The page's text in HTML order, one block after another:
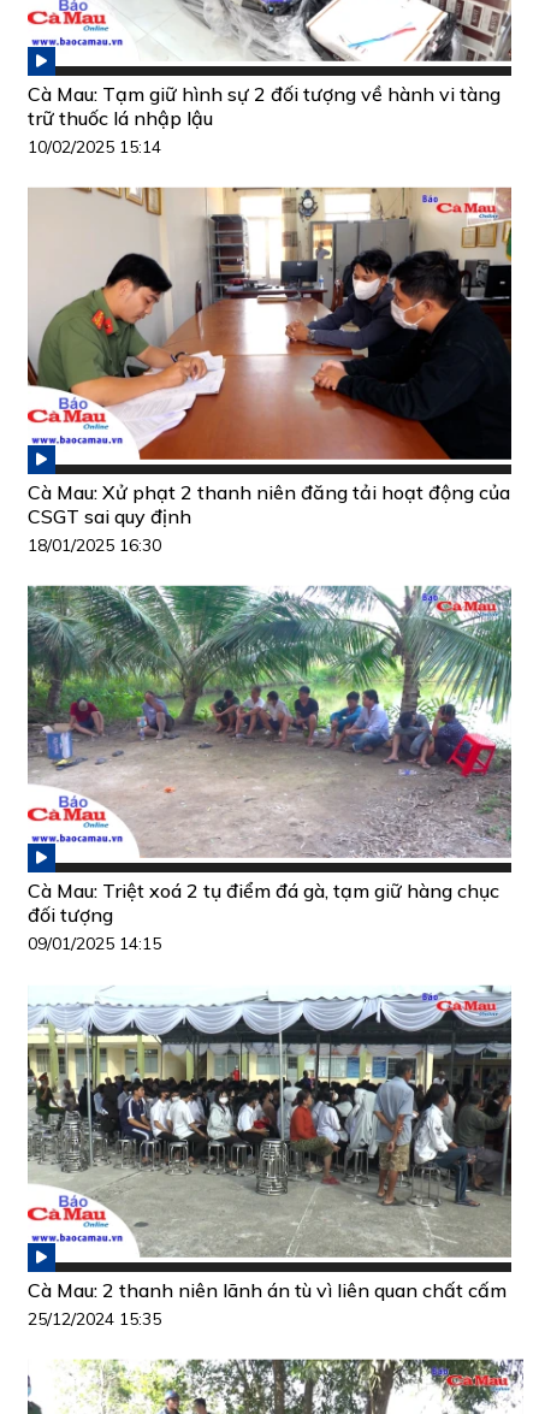
Cà Mau: Tạm giữ hình sự 2 đối tượng về hành vi tàng
trữ thuốc lá nhập lậu
10/02/2025 15:14
Cà Mau: Xử phạt 2 thanh niên đăng tải hoạt động của
CSGT sai quy định
18/01/2025 16:30
Cà Mau: Triệt xoá 2 tụ điểm đá gà, tạm giữ hàng chục
đối tượng
09/01/2025 14:15
Cà Mau: 2 thanh niên lãnh án tù vì liên quan chất cấm
25/12/2024 15:35